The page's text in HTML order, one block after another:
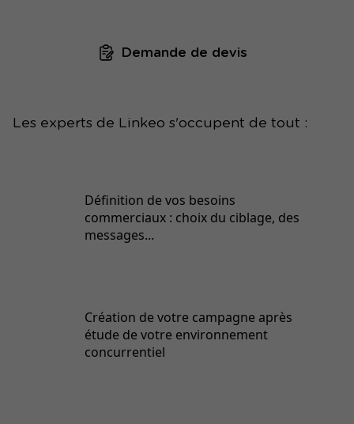
Demande de devis
Les experts de Linkeo s'occupent de tout :
Définition de vos besoins
commerciaux : choix du ciblage, des
messages...
Création de votre campagne après
étude de votre environnement
concurrentiel